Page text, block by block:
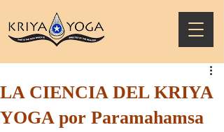
LA CIENCIA DEL KRIYA
YOGA por Paramahamsa